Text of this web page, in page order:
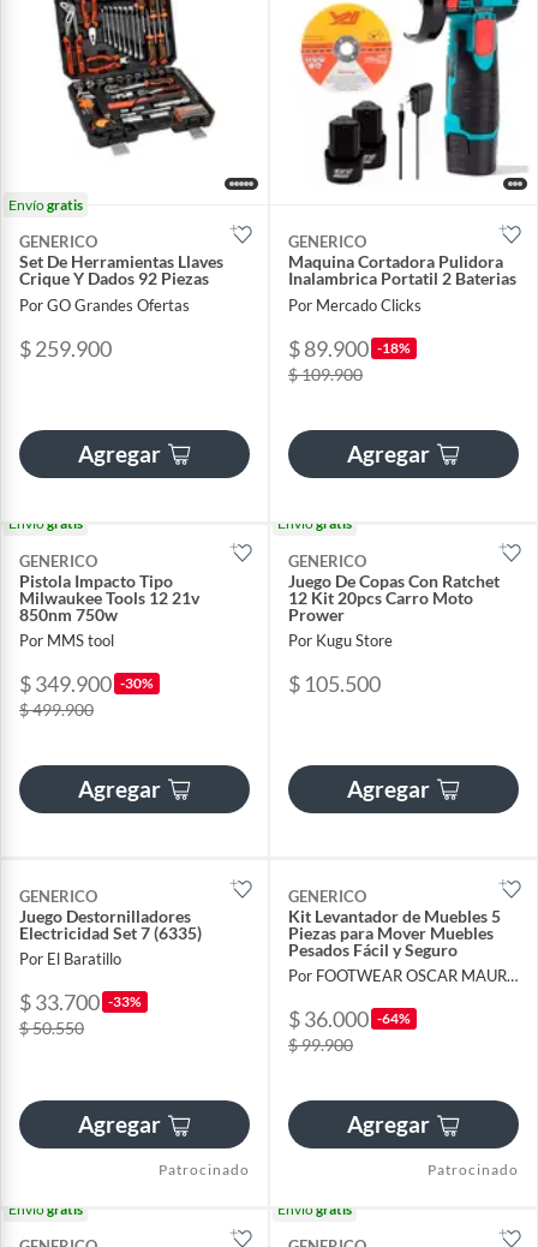
Envíogratis
GENERICO
Set De Herramientas Llaves
Crique Y Dados 92 Piezas
Por GO Grandes Ofertas
$ 259.900
Agregar
GENERICO
Maquina Cortadora Pulidora
Inalambrica Portatil 2 Baterias
Por Mercado Clicks
$ 89.900 -18%
$ 109.900
Agregar
Envíogratis
GENERICO
Pistola Impacto Tipo
Milwaukee Tools 12 21v
850nm 750w
Por MMS tool
$ 349.900 -30%
$ 499.900
Agregar
Envíogratis
GENERICO
Juego De Copas Con Ratchet
12 Kit 20pcs Carro Moto
Prower
Por Kugu Store
$ 105.500
Agregar
GENERICO
Juego Destornilladores
Electricidad Set 7 (6335)
Por El Baratillo
$ 33.700 -33%
$ 50.550
Agregar
Patrocinado
GENERICO
Kit Levantador de Muebles 5
Piezas para Mover Muebles
Pesados Fácil y Seguro
Por FOOTWEAR OSCAR MAURICIO BELTRAN BELTRAN
$ 36.000 -64%
$ 99.900
Agregar
Patrocinado
Envíogratis Envíogratis